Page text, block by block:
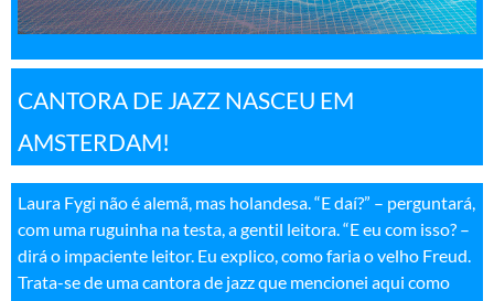
CANTORA DE JAZZ NASCEU EM
AMSTERDAM!
Laura Fygi não é alemã, mas holandesa. “E daí?” – perguntará,
com uma ruguinha na testa, a gentil leitora. “E eu com isso? –
dirá o impaciente leitor. Eu explico, como faria o velho Freud.
Trata-se de uma cantora de jazz que mencionei aqui como